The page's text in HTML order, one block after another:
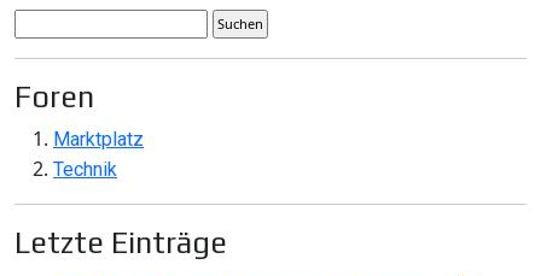
Foren
Marktplatz
Technik
Letzte Einträge